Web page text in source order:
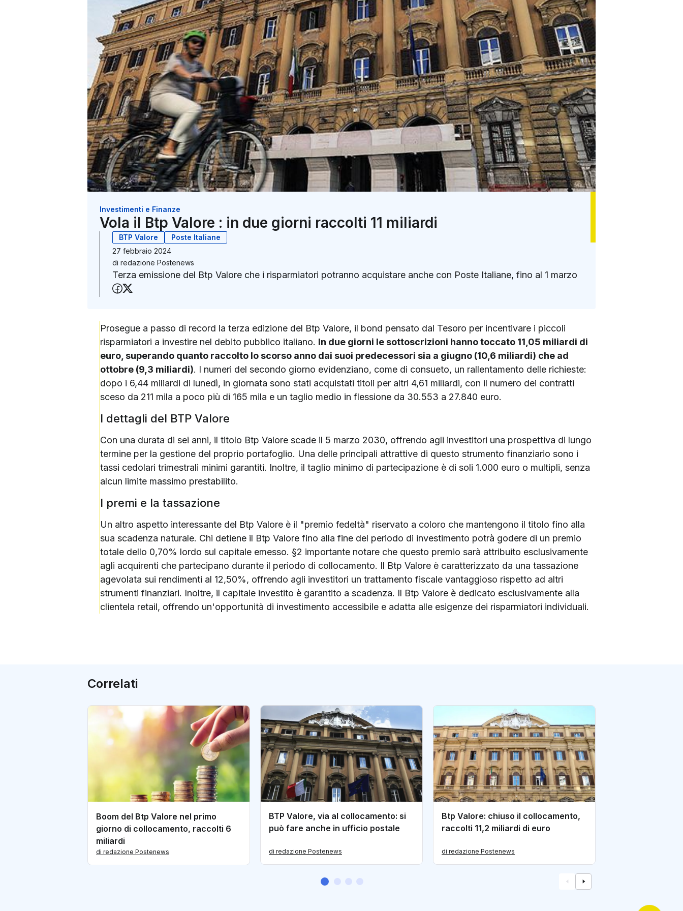
Investimenti e Finanze
Vola il Btp Valore : in due giorni raccolti 11 miliardi
BTP Valore
Poste Italiane
27 febbraio 2024
di redazione Postenews
Terza emissione del Btp Valore che i risparmiatori potranno acquistare anche con Poste Italiane, fino al 1 marzo
Condividi su Facebook
Prosegue a passo di record la terza edizione del Btp Valore, il bond pensato dal Tesoro per incentivare i piccoli
risparmiatori a investire nel debito pubblico italiano. In due giorni le sottoscrizioni hanno toccato 11,05 miliardi di
euro, superando quanto raccolto lo scorso anno dai suoi predecessori sia a giugno (10,6 miliardi) che ad
ottobre (9,3 miliardi). I numeri del secondo giorno evidenziano, come di consueto, un rallentamento delle richieste:
dopo i 6,44 miliardi di lunedì, in giornata sono stati acquistati titoli per altri 4,61 miliardi, con il numero dei contratti
sceso da 211 mila a poco più di 165 mila e un taglio medio in flessione da 30.553 a 27.840 euro.
I dettagli del BTP Valore
Con una durata di sei anni, il titolo Btp Valore scade il 5 marzo 2030, offrendo agli investitori una prospettiva di lungo
termine per la gestione del proprio portafoglio. Una delle principali attrattive di questo strumento finanziario sono i
tassi cedolari trimestrali minimi garantiti. Inoltre, il taglio minimo di partecipazione è di soli 1.000 euro o multipli, senza
alcun limite massimo prestabilito.
I premi e la tassazione
Un altro aspetto interessante del Btp Valore è il "premio fedeltà" riservato a coloro che mantengono il titolo fino alla
sua scadenza naturale. Chi detiene il Btp Valore fino alla fine del periodo di investimento potrà godere di un premio
totale dello 0,70% lordo sul capitale emesso. §2 importante notare che questo premio sarà attribuito esclusivamente
agli acquirenti che partecipano durante il periodo di collocamento. Il Btp Valore è caratterizzato da una tassazione
agevolata sui rendimenti al 12,50%, offrendo agli investitori un trattamento fiscale vantaggioso rispetto ad altri
strumenti finanziari. Inoltre, il capitale investito è garantito a scadenza. Il Btp Valore è dedicato esclusivamente alla
clientela retail, offrendo un'opportunità di investimento accessibile e adatta alle esigenze dei risparmiatori individuali.
Correlati
Boom del Btp Valore nel primo
giorno di collocamento, raccolti 6
miliardi
di redazione Postenews
BTP Valore, via al collocamento: si
può fare anche in ufficio postale
di redazione Postenews
Btp Valore: chiuso il collocamento,
raccolti 11,2 miliardi di euro
di redazione Postenews